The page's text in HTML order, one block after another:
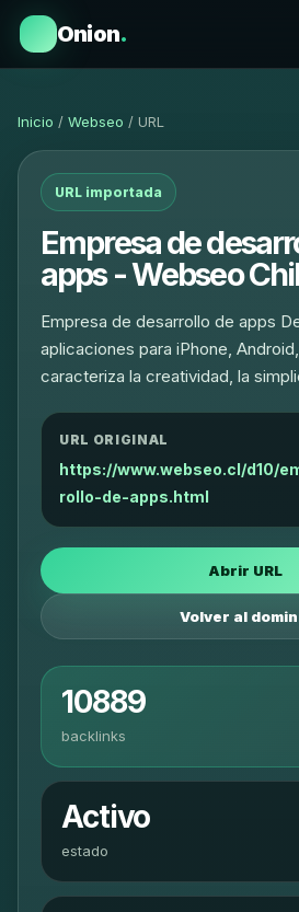
Onion.
Inicio / Webseo / URL
URL importada
Empresa de
apps - Webseo
Empresa de desarrollo de apps
aplicaciones para iPhone,
caracteriza la creatividad, la
URL ORIGINAL
https://www.webseo.cl/d10/
rollo-de-apps.html
Abrir URL
Volver al
10889
backlinks
Activo
estado